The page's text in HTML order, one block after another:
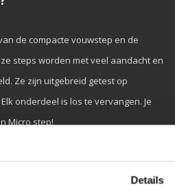
Details
de compacte vouwstep en de
steps worden met veel aandacht en
Ze zijn uitgebreid getest op
onderdeel is los te vervangen. Je
Micro step!